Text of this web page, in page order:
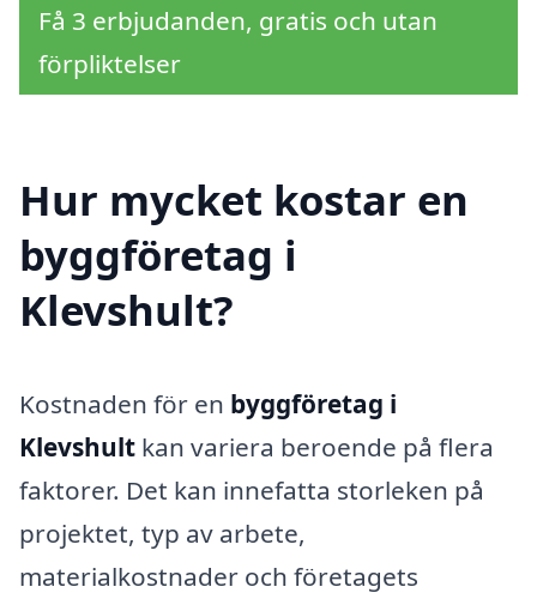
Få 3 erbjudanden, gratis och utan
förpliktelser
Hur mycket kostar en
byggföretag i
Klevshult?
Kostnaden för en byggföretag i
Klevshult kan variera beroende på flera
faktorer. Det kan innefatta storleken på
projektet, typ av arbete,
materialkostnader och företagets